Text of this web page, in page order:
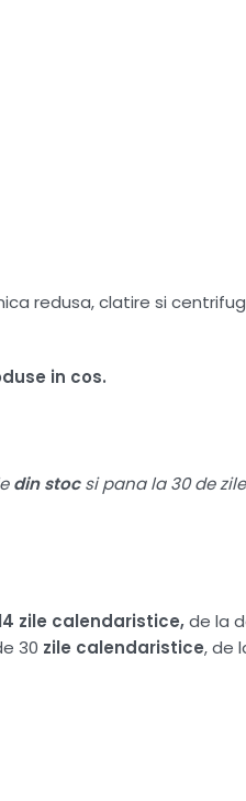
redusa, clatire si
in cos.
din stocsi pana la 30 de
zile calendaristice,de la
30 zile calendaristice, de